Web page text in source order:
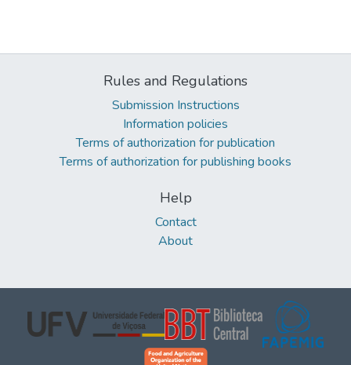
Rules and Regulations
Submission Instructions
Information policies
Terms of authorization for publication
Terms of authorization for publishing books
Help
Contact
About